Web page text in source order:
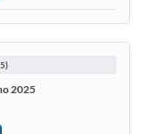
2025